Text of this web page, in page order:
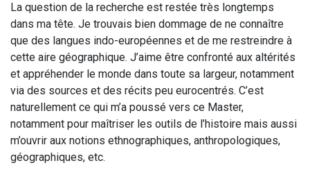
La question de la recherche est restée très longtemps
dans ma tête. Je trouvais bien dommage de ne connaître
que des langues indo-européennes et de me restreindre à
cette aire géographique. J’aime être confronté aux altérités
et appréhender le monde dans toute sa largeur, notamment
via des sources et des récits peu eurocentrés. C’est
naturellement ce qui m’a poussé vers ce Master,
notamment pour maîtriser les outils de l’histoire mais aussi
m’ouvrir aux notions ethnographiques, anthropologiques,
géographiques, etc.